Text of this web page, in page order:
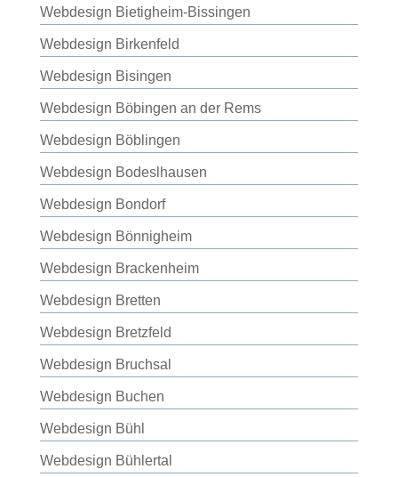
Webdesign Bietigheim-Bissingen
Webdesign Birkenfeld
Webdesign Bisingen
Webdesign Böbingen an der Rems
Webdesign Böblingen
Webdesign Bodeslhausen
Webdesign Bondorf
Webdesign Bönnigheim
Webdesign Brackenheim
Webdesign Bretten
Webdesign Bretzfeld
Webdesign Bruchsal
Webdesign Buchen
Webdesign Bühl
Webdesign Bühlertal